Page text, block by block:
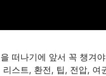
떠나기에 앞서 꼭 챙겨
스트, 환전, 팁, 전압,